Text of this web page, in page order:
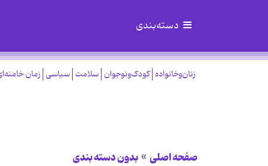
دسته‌بندی
زنان‌وخانواده کودک‌ونوجوان سلامت سیاسی زمان
صفحه اصلی بدون دسته بندی